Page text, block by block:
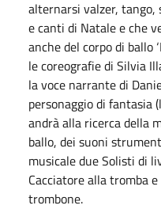
alternarsi valzer, tango,
e canti di Natale e che
anche del corpo di ballo
le coreografie di Silvia
la voce narrante di
personaggio di fantasia
andrà alla ricerca della
ballo, dei suoni
musicale due Solisti di
Cacciatore alla tromba
trombone.